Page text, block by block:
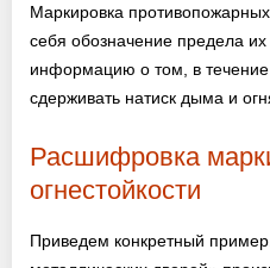
Маркировка
себя обозначение предела
информацию о том, в течение
сдерживать натиск дыма и
Расшифровка
огнестойкости
Приведем конкретный